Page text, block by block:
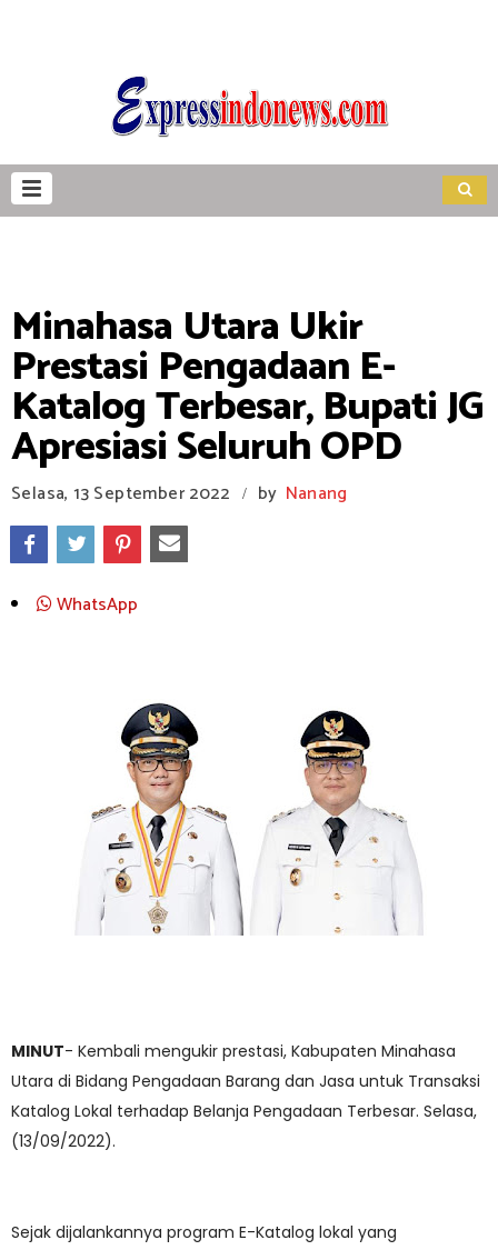
Minahasa Utara Ukir
Prestasi Pengadaan E-
Katalog Terbesar, Bupati JG
Apresiasi Seluruh OPD
Selasa, 13 September 2022 / by Nanang
WhatsApp
MINUT- Kembali mengukir prestasi, Kabupaten Minahasa
Utara di Bidang Pengadaan Barang dan Jasa untuk Transaksi
Katalog Lokal terhadap Belanja Pengadaan Terbesar. Selasa,
(13/09/2022).
Sejak dijalankannya program E-Katalog lokal yang